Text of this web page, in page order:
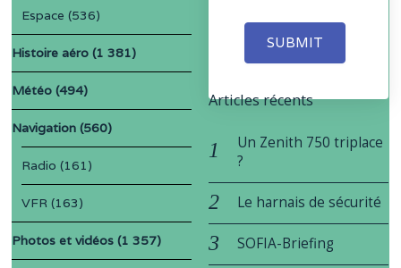
SUBMIT
Espace (536)
Histoire aéro (1 381)
Météo (494)
Navigation (560)
Radio (161)
VFR (163)
Photos et vidéos (1 357)
Articles récents
Un Zenith 750 triplace
?
Le harnais de sécurité
SOFIA-Briefing